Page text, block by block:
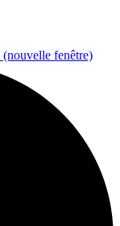
(nouvelle fenêtre)